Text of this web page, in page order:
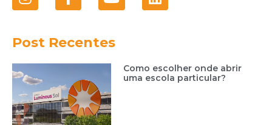
Post Recentes
Como escolher onde abrir
uma escola particular?